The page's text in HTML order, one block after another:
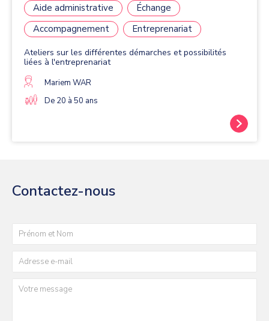
Aide administrative
Échange
Accompagnement
Entreprenariat
Ateliers sur les différentes démarches et possibilités
liées à l'entreprenariat
Mariem WAR
De 20 à 50 ans
Contactez-nous